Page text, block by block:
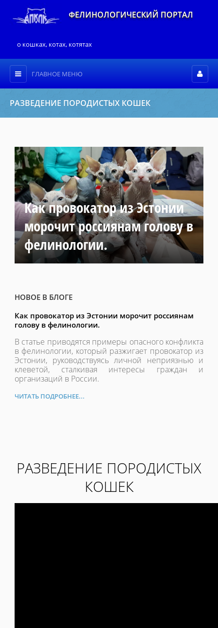
ФЕЛИНОЛОГИЧЕСКИЙ ПОРТАЛ
о кошках, котах, котятах
ГЛАВНОЕ МЕНЮ
РАЗВЕДЕНИЕ ПОРОДИСТЫХ КОШЕК
Как провокатор из Эстонии
морочит россиянам голову в
фелинологии.
НОВОЕ В БЛОГЕ
Как провокатор из Эстонии морочит россиянам
голову в фелинологии.
В статье приводятся примеры опасного конфликта
в фелинологии, который разжигает провокатор из
Эстонии, руководствуясь личной неприязнью и
клеветой, сталкивая интересы граждан и
организаций в России.
ЧИТАТЬ ПОДРОБНЕЕ...
РАЗВЕДЕНИЕ ПОРОДИСТЫХ
КОШЕК